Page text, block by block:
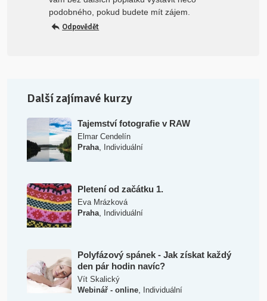
podobného, pokud budete mít zájem.
Odpovědět
Další zajímavé kurzy
Tajemství fotografie v RAW
Elmar Cendelín
Praha, Individuální
Pletení od začátku 1.
Eva Mrázková
Praha, Individuální
Polyfázový spánek - Jak získat každý
den pár hodin navíc?
Vít Skalický
Webinář - online, Individuální